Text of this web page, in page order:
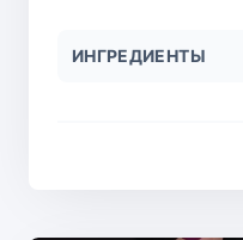
ИНГРЕДИЕНТЫ